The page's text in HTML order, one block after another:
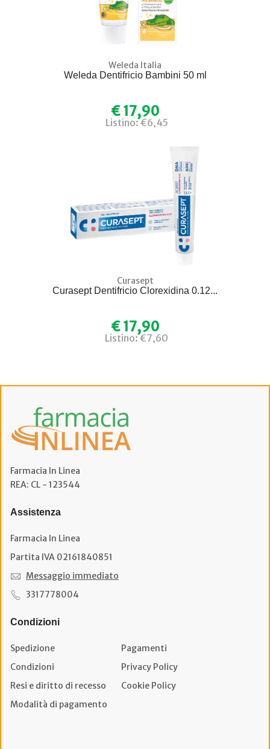
Weleda Italia
Weleda Dentifricio Bambini 50 ml
€ 17,90
Listino: €6,45
Curasept
Curasept Dentifricio Clorexidina 0.12...
€ 17,90
Listino: €7,60
Farmacia In Linea
REA: CL - 123544
Assistenza
Farmacia In Linea
Partita IVA 02161840851
Messaggio immediato
3317778004
Condizioni
Spedizione
Pagamenti
Condizioni
Privacy Policy
Resi e diritto di recesso
Cookie Policy
Modalità di pagamento